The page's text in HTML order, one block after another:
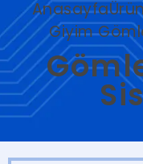
Anasayfa
Giyim